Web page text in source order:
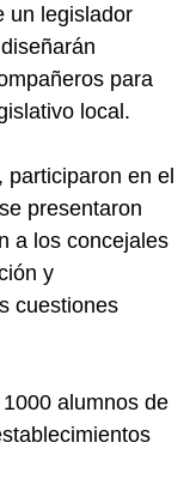
un legislador
para
local.
participaron en el
presentaron
a los concejales
y
cuestiones
alumnos de